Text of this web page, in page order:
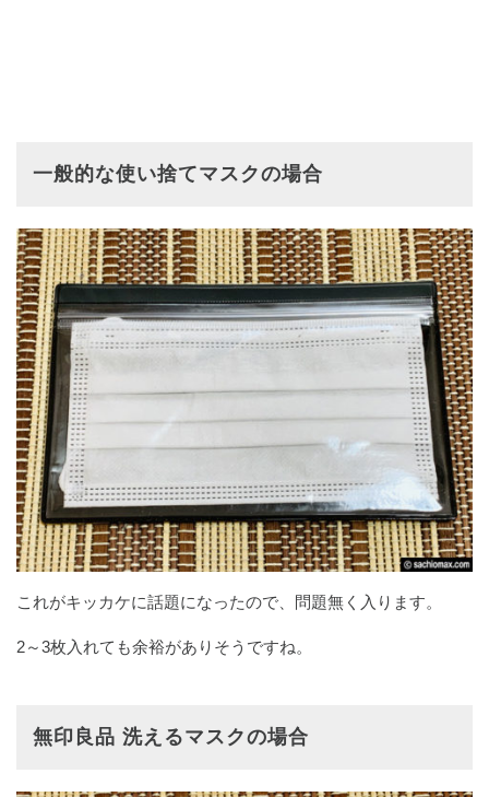
一般的な使い捨てマスクの場合
これがキッカケに話題になったので、問題無く入ります。
2～3枚入れても余裕がありそうですね。
無印良品 洗えるマスクの場合